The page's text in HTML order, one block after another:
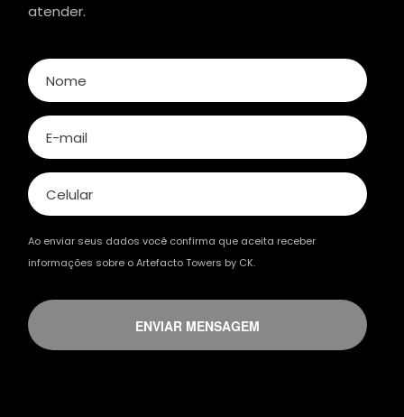
atender.
Ao enviar seus dados você confirma que aceita receber
informações sobre o Artefacto Towers by CK.
ENVIAR MENSAGEM